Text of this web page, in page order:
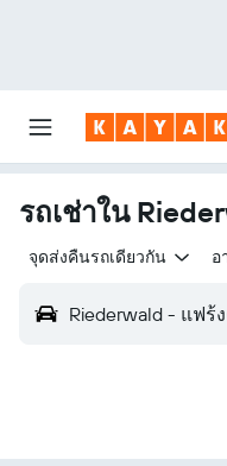
รถเช่าใน
จุดส่งคืนรถเดียวกัน อ
Riederwald - แฟร้